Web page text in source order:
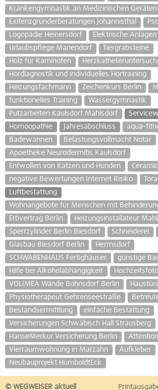
Krankengymnastik an Medizinischen Geräten
Exitenzgründerberatungen Johannisthal
Logopädie Heinersdorf
Elektrische Anlagen
Urlaubspflege Mariendorf
Tiergrabsteine
Holz für Kaminofen
Hördiagnostik und individuelles Hörtraining
Heizungsfachmann
Zeichenkurs Berlin
funktionelles Training
Wassergymnastik
Putzarbeiten Kaulsdorf Mahlsdorf
Homöopathie
Jahresabschluss
aqua-
Badewannen
Belastungsvollmacht Notar
Apoetheke Neurodermitis Kaulsdorf
Entwollen von Katzen und Hunden
Ceramic
negative Bewertungen Internet Risiko
Luftbestattung
Wohnangebote für Menschen mit
Erbvertrag Berlin
Heizungsinstallateur
Sperrzylinder Berlin Biesdorf
Schneiderei
Glasbau Biesdorf Berlin
Hermsdorf
SCHWABENHAUS Fertighäuser
günstige
Hilfe bei Alkoholabhängigkeit
VOLIMEA Wände Bohnsdorf Berlin
Physiotherapeut Gehrenseestraße
Bestandsermittlung
einfache Bestattung
Versicherungen Schwäbisch Hall Strausberg
HanseMerkur Versicherung Berlin
Vierraumwohnung in Marzahn
Aufkleber
Neubauprojekt HumboldtEck
© WEGWEISER aktuell